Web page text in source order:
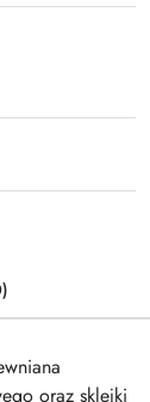
oraz sklejki